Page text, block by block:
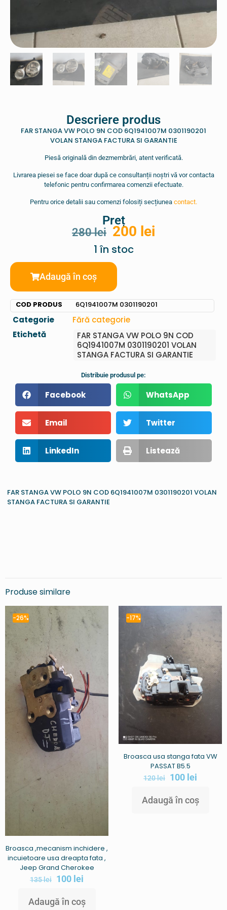
Descriere produs
FAR STANGA VW POLO 9N COD 6Q1941007M 0301190201
VOLAN STANGA FACTURA SI GARANTIE
Piesă originală din dezmembrări, atent verificată.
Livrarea piesei se face doar după ce consultanții noștri vă vor contacta
telefonic pentru confirmarea comenzii efectuate.
Pentru orice detalii sau comenzi folosiți secțiunea contact.
Preț
280lei 200 lei
1 în stoc
Adaugă în coș
COD PRODUS 6Q1941007M 0301190201
Categorie
Fără categorie
Etichetă
FAR STANGA VW POLO 9N COD
6Q1941007M 0301190201 VOLAN
STANGA FACTURA SI GARANTIE
Distribuie produsul pe:
Facebook WhatsApp
Email Twitter
LinkedIn Listează
FAR STANGA VW POLO 9N COD 6Q1941007M 0301190201 VOLAN
STANGA FACTURA SI GARANTIE
Produse similare
-26%
Broasca ,mecanism inchidere ,
incuietoare usa dreapta fata ,
Jeep Grand Cherokee
135lei 100 lei
Adaugă în coș
-17%
Broasca usa stanga fata VW
PASSAT B5.5
120lei 100 lei
Adaugă în coș